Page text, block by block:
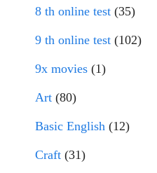
8 th online test (35)
9 th online test (102)
9x movies (1)
Art (80)
Basic English (12)
Craft (31)